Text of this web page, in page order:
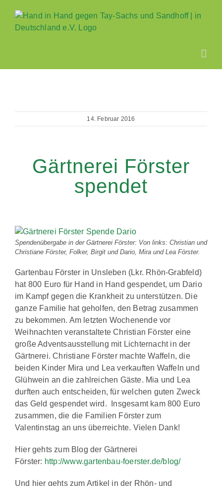
Inhalt
springen
14. Februar 2016
Gärtnerei Förster
spendet
Spendenübergabe in der Gärtnerei Förster: Von links: Christian und
Christiane Förster, Folker, Birgit und Dario, Mira und Lea Förster.
Gartenbau Förster in Unsleben (Lkr. Rhön-Grabfeld)
hat 800 Euro für Hand in Hand gespendet, um Dario
im Kampf gegen die Krankheit zu unterstützen. Die
ganze Familie hat geholfen, den Betrag zusammen
zu bekommen. Am letzten Wochenende vor
Weihnachten veranstaltete Christian Förster eine
große Adventsausstellung mit Lichternacht in der
Gärtnerei. Christiane Förster machte Waffeln, die
beiden Kinder Mira und Lea verkauften Waffeln und
Glühwein an die zahlreichen Gäste. Mia und Lea
durften auch entscheiden, für welchen guten Zweck
das Geld gespendet wird. Insgesamt kam 800 Euro
zusammen, die die Familien Förster zum
Valentinstag an uns überreichte. Vielen Dank!
Hier gehts zum Blog der Gärtnerei
Förster: http://www.gartenbau-foerster.de/blog/
Und hier gehts zum Artikel in der Rhön- und